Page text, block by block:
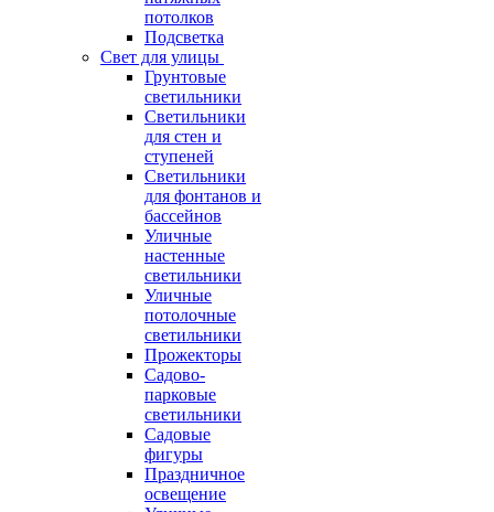
потолков
Подсветка
Свет для улицы
Грунтовые
светильники
Светильники
для стен и
ступеней
Светильники
для фонтанов и
бассейнов
Уличные
настенные
светильники
Уличные
потолочные
светильники
Прожекторы
Садово-
парковые
светильники
Садовые
фигуры
Праздничное
освещение